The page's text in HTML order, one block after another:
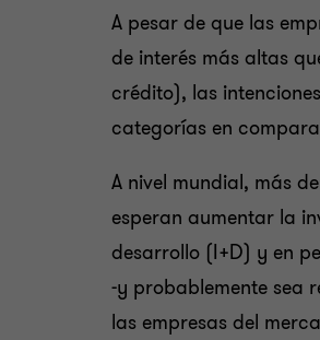
A pesar de que las
de interés más altas
crédito), las
categorías en
A nivel mundial, más
esperan aumentar la
desarrollo (I+D) y en
-y probablemente sea
las empresas del